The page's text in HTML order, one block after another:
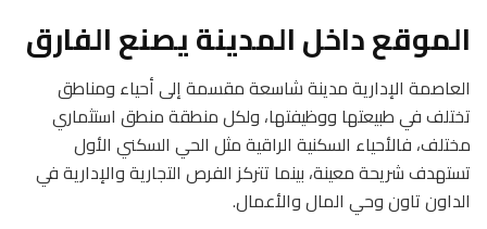
الموقع داخل المدينة يصنع الفارق
العاصمة الإدارية مدينة شاسعة مقسمة إلى أحياء ومناطق
تختلف في طبيعتها ووظيفتها، ولكل منطقة منطق استثماري
مختلف، فالأحياء السكنية الراقية مثل الحي السكني الأول
تستهدف شريحة معينة، بينما تتركز الفرص التجارية والإدارية في
الداون تاون وحي المال والأعمال.